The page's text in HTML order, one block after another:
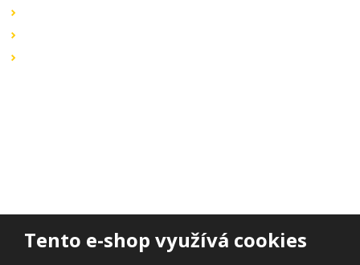
Tento e-shop využívá cookies